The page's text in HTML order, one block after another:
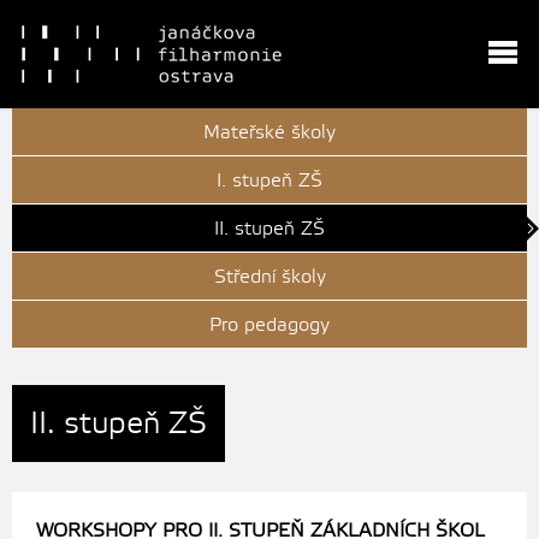
Mateřské školy
I. stupeň ZŠ
II. stupeň ZŠ
Střední školy
Pro pedagogy
II. stupeň ZŠ
WORKSHOPY PRO II. STUPEŇ ZÁKLADNÍCH ŠKOL